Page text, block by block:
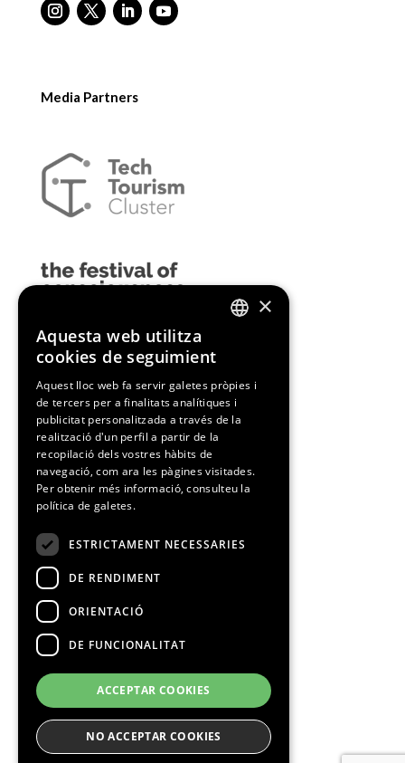
Media Partners
CATALAN
×
Aquesta web utilitza
cookies de seguimient
Aquest lloc web fa servir galetes pròpies i
de tercers per a finalitats analítiques i
publicitat personalitzada a través de la
realització d'un perfil a partir de la
recopilació dels vostres hàbits de
navegació, com ara les pàgines visitades.
Per obtenir més informació, consulteu la
política de galetes.
ESTRICTAMENT NECESSARIES
DE RENDIMENT
ORIENTACIÓ
DE FUNCIONALITAT
ACCEPTAR COOKIES
NO ACCEPTAR COOKIES